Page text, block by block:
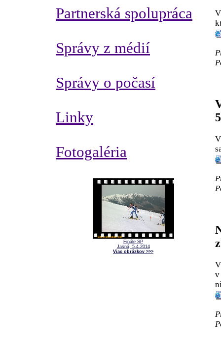
Partnerská spolupráca
Správy z médií
Správy o počasí
Linky
Fotogaléria
Finále SP
Jasná, 5.4.2014
Viac obrázkov >>>
v